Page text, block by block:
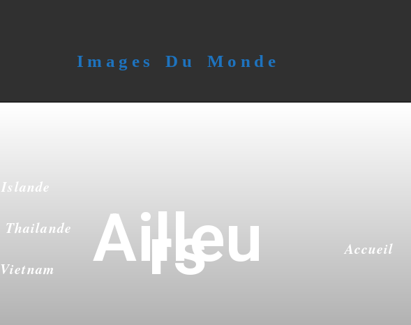
Images Du Monde
Islande
Thailande
Vietnam Ailleu
rs Accueil